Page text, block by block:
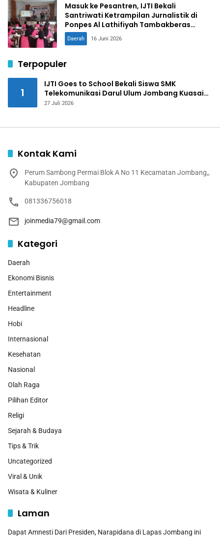
Masuk ke Pesantren, IJTI Bekali
Santriwati Ketrampilan Jurnalistik di
Ponpes Al Lathifiyah Tambakberas
Jombang
Daerah 16 Juni 2026
Terpopuler
1
IJTI Goes to School Bekali Siswa SMK
Telekomunikasi Darul Ulum Jombang Kuasai
Jurnalistik Digital
27 Juli 2026
Kontak Kami
Perum Sambong Permai Blok A No 11 Kecamatan Jombang,,
Kabupaten Jombang
081336756018
joinmedia79@gmail.com
Kategori
Daerah
Ekonomi Bisnis
Entertainment
Headline
Hobi
Internasional
Kesehatan
Nasional
Olah Raga
Pilihan Editor
Religi
Sejarah & Budaya
Tips & Trik
Uncategorized
Viral & Unik
Wisata & Kuliner
Laman
Dapat Amnesti Dari Presiden, Narapidana di Lapas Jombang ini